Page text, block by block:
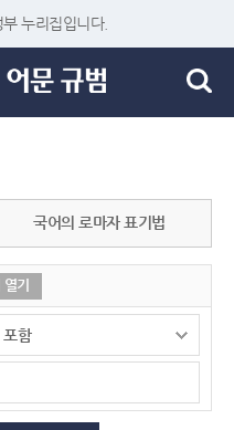
누리집입니다.
국어의 로마자 표기법
열기